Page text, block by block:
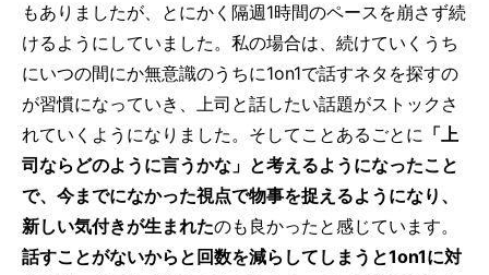
もありましたが、とにかく隔週1時間のペースを崩さず続
けるようにしていました。私の場合は、続けていくうち
にいつの間にか無意識のうちに1on1で話すネタを探すの
が習慣になっていき、上司と話したい話題がストックさ
れていくようになりました。そしてことあるごとに 「上
司ならどのように言うかな」と考えるようになったこと
で、今までになかった視点で物事を捉えるようになり、
新しい気付きが生まれたのも良かったと感じています。
話すことがないからと回数を減らしてしまうと1on1に対